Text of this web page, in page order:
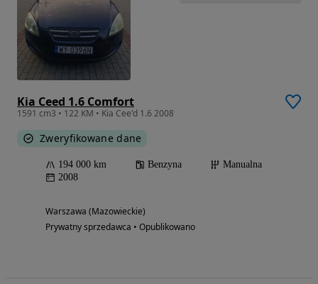
Kia Ceed 1.6 Comfort
1591 cm3 • 122 KM • Kia Cee'd 1.6 2008
Zweryfikowane dane
194 000 km Benzyna
Manualna
2008
Warszawa (Mazowieckie)
Prywatny sprzedawca • Opublikowano